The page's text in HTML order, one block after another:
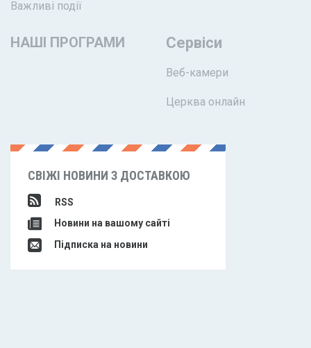
Важливі події
НАШІ ПРОГРАМИ Сервіси
Веб-камери
Церква онлайн
СВІЖІ НОВИНИ З ДОСТАВКОЮ
RSS
Новини на вашому сайті
Підписка на новини